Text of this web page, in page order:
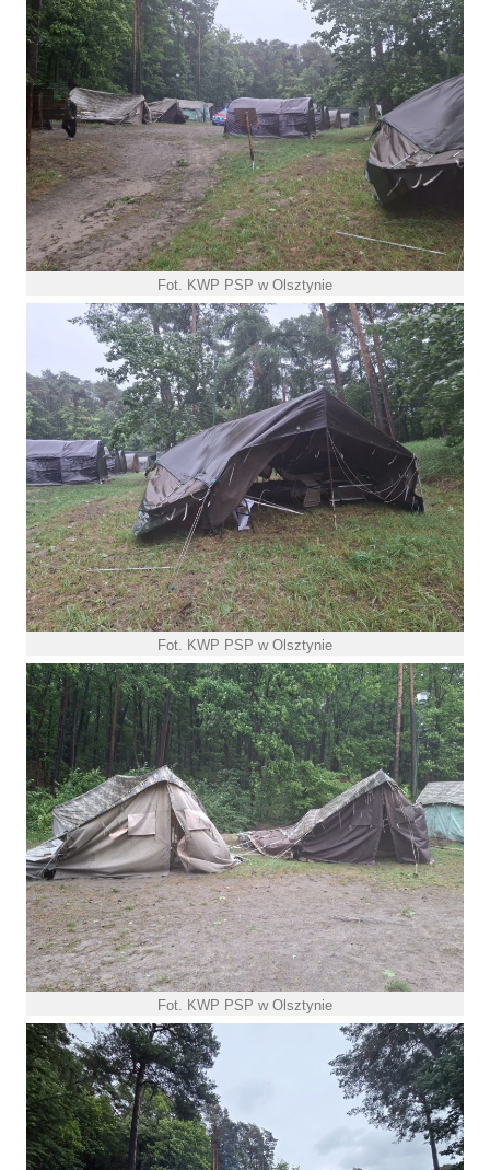
Fot. KWP PSP w Olsztynie
Fot. KWP PSP w Olsztynie
Fot. KWP PSP w Olsztynie